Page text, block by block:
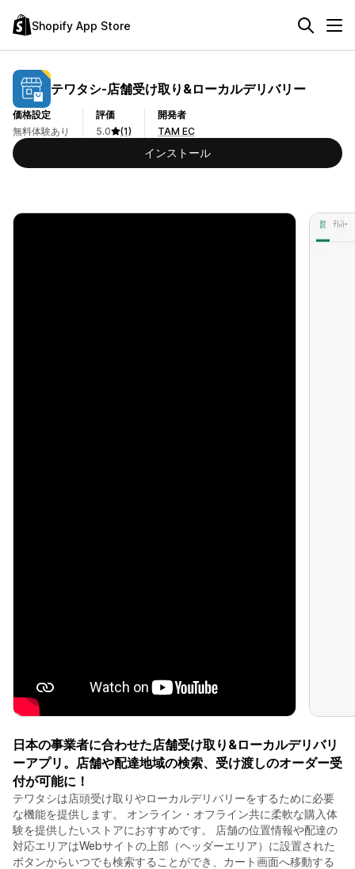
Shopify App Store
テワタシ‑店舗受け取り&ローカルデリバリー
価格設定
無料体験あり
評価
5.0
(1)
開発者
TAM EC
インストール
日本の事業者に合わせた店舗受け取り&ローカルデリバリ
ーアプリ。店舗や配達地域の検索、受け渡しのオーダー受
付が可能に！
テワタシは店頭受け取りやローカルデリバリーをするために必要
な機能を提供します。 オンライン・オフライン共に柔軟な購入体
験を提供したいストアにおすすめです。 店舗の位置情報や配達の
対応エリアはWebサイトの上部（ヘッダーエリア）に設置された
ボタンからいつでも検索することができ、カート画面へ移動する